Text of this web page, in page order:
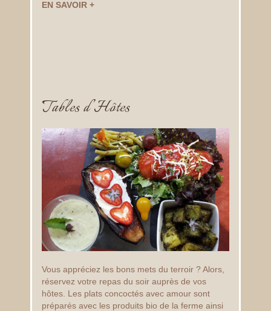
EN SAVOIR +
Tables d’Hôtes
Vous appréciez les bons mets du terroir ? Alors,
réservez votre repas du soir auprès de vos
hôtes. Les plats concoctés avec amour sont
préparés avec les produits bio de la ferme ainsi